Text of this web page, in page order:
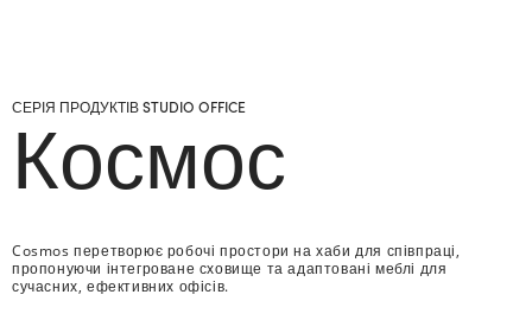
СЕРІЯ ПРОДУКТІВ STUDIO OFFICE
Космос
Cosmos перетворює робочі простори на хаби для співпраці,
пропонуючи інтегроване сховище та адаптовані меблі для
сучасних, ефективних офісів.